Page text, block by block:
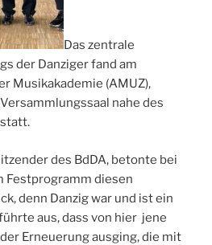
Das zentrale
der Danziger fand am
Musikakademie (AMUZ),
nahe des
des BdDA, betonte bei
Festprogramm diesen
denn Danzig war und ist ein
aus, dass von hier jene
Erneuerung ausging, die mit